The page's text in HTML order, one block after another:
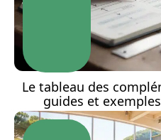
Le tableau des
guides et